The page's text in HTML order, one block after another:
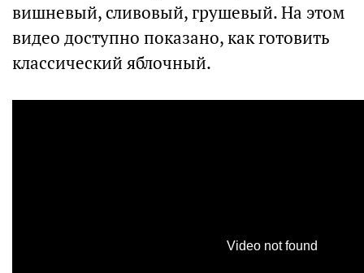
вишневый, сливовый, грушевый. На этом
видео доступно показано, как готовить
классический яблочный.